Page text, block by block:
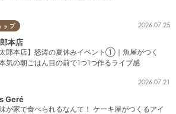
ップ 2026.07.25
本店
太郎本店】怒涛の夏休みイベント①｜魚屋がつく
気の朝ごはん目の前で1つ1つ作るライブ感
2026.07.21
Geré
が家で食べられるなんて！ ケーキ屋がつくるアイ